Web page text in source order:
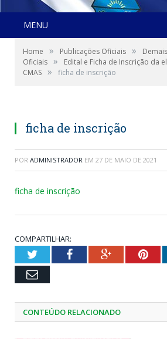
MENU
Home » Publicações Oficiais »
Oficiais »
Edital e Ficha de Inscrição da
CMAS » ficha de inscrição
ficha de inscrição
POR ADMINISTRADOR EM 27 DE MAIO DE 2021
ficha de inscrição
COMPARTILHAR:
TwitterFacebookGoogle+
Email
CONTEÚDO RELACIONADO